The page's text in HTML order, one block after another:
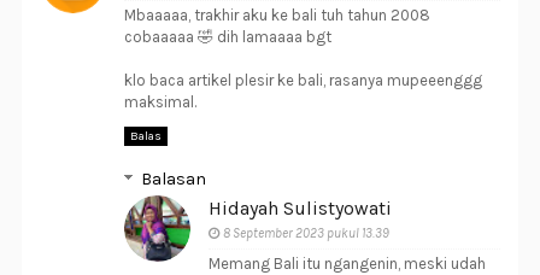
Mbaaaaa, trakhir aku ke bali tuh tahun 2008
cobaaaaa 🤣 dih lamaaaa bgt
klo baca artikel plesir ke bali, rasanya mupeeenggg
maksimal.
Balas
Balasan
Hidayah Sulistyowati
8 September 2023 pukul 13.39
Memang Bali itu ngangenin, meski udah